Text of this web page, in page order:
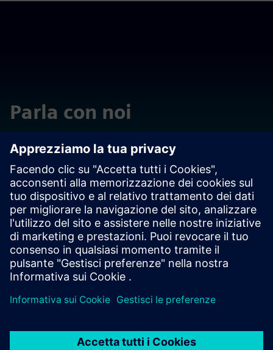
Parla con noi
contattarci. Siamo a tua disposizione per qualsiasi
esigenza.
Contattaci